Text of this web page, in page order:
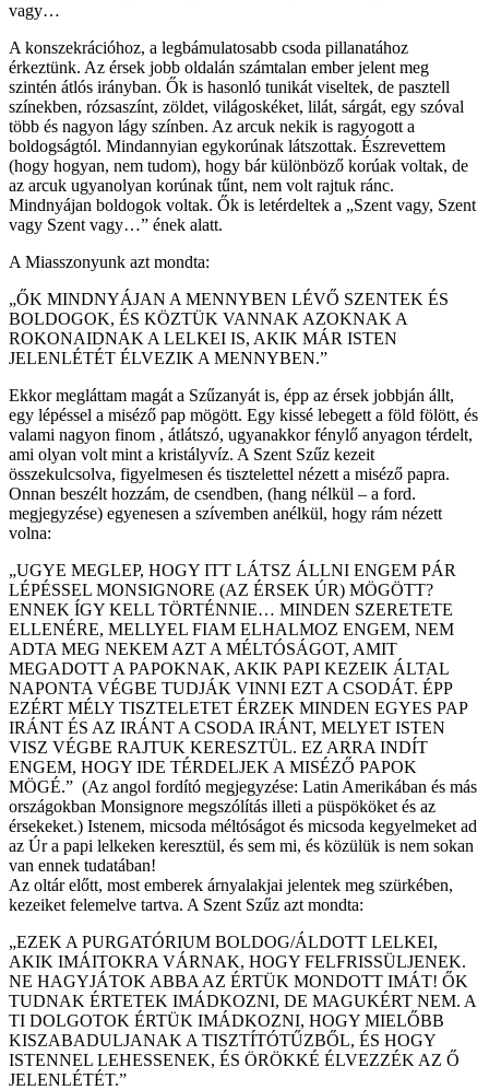
vagy…
A konszekrációhoz, a legbámulatosabb csoda pillanatához
érkeztünk. Az érsek jobb oldalán számtalan ember jelent meg
szintén átlós irányban. Ők is hasonló tunikát viseltek, de pasztell
színekben, rózsaszínt, zöldet, világoskéket, lilát, sárgát, egy szóval
több és nagyon lágy színben. Az arcuk nekik is ragyogott a
boldogságtól. Mindannyian egykorúnak látszottak. Észrevettem
(hogy hogyan, nem tudom), hogy bár különböző korúak voltak, de
az arcuk ugyanolyan korúnak tűnt, nem volt rajtuk ránc.
Mindnyájan boldogok voltak. Ők is letérdeltek a „Szent vagy, Szent
vagy Szent vagy…” ének alatt.
A Miasszonyunk azt mondta:
„ŐK MINDNYÁJAN A MENNYBEN LÉVŐ SZENTEK ÉS
BOLDOGOK, ÉS KÖZTÜK VANNAK AZOKNAK A
ROKONAIDNAK A LELKEI IS, AKIK MÁR ISTEN
JELENLÉTÉT ÉLVEZIK A MENNYBEN.”
Ekkor megláttam magát a Szűzanyát is, épp az érsek jobbján állt,
egy lépéssel a miséző pap mögött. Egy kissé lebegett a föld fölött, és
valami nagyon finom , átlátszó, ugyanakkor fénylő anyagon térdelt,
ami olyan volt mint a kristályvíz. A Szent Szűz kezeit
összekulcsolva, figyelmesen és tisztelettel nézett a miséző papra.
Onnan beszélt hozzám, de csendben, (hang nélkül – a ford.
megjegyzése) egyenesen a szívemben anélkül, hogy rám nézett
volna:
„UGYE MEGLEP, HOGY ITT LÁTSZ ÁLLNI ENGEM PÁR
LÉPÉSSEL MONSIGNORE (AZ ÉRSEK ÚR) MÖGÖTT?
ENNEK ÍGY KELL TÖRTÉNNIE… MINDEN SZERETETE
ELLENÉRE, MELLYEL FIAM ELHALMOZ ENGEM, NEM
ADTA MEG NEKEM AZT A MÉLTÓSÁGOT, AMIT
MEGADOTT A PAPOKNAK, AKIK PAPI KEZEIK ÁLTAL
NAPONTA VÉGBE TUDJÁK VINNI EZT A CSODÁT. ÉPP
EZÉRT MÉLY TISZTELETET ÉRZEK MINDEN EGYES PAP
IRÁNT ÉS AZ IRÁNT A CSODA IRÁNT, MELYET ISTEN
VISZ VÉGBE RAJTUK KERESZTÜL. EZ ARRA INDÍT
ENGEM, HOGY IDE TÉRDELJEK A MISÉZŐ PAPOK
MÖGÉ.” (Az angol fordító megjegyzése: Latin Amerikában és más
országokban Monsignore megszólítás illeti a püspököket és az
érsekeket.) Istenem, micsoda méltóságot és micsoda kegyelmeket ad
az Úr a papi lelkeken keresztül, és sem mi, és közülük is nem sokan
van ennek tudatában!
Az oltár előtt, most emberek árnyalakjai jelentek meg szürkében,
kezeiket felemelve tartva. A Szent Szűz azt mondta:
„EZEK A PURGATÓRIUM BOLDOG/ÁLDOTT LELKEI,
AKIK IMÁITOKRA VÁRNAK, HOGY FELFRISSÜLJENEK.
NE HAGYJÁTOK ABBA AZ ÉRTÜK MONDOTT IMÁT! ŐK
TUDNAK ÉRTETEK IMÁDKOZNI, DE MAGUKÉRT NEM. A
TI DOLGOTOK ÉRTÜK IMÁDKOZNI, HOGY MIELŐBB
KISZABADULJANAK A TISZTÍTÓTŰZBŐL, ÉS HOGY
ISTENNEL LEHESSENEK, ÉS ÖRÖKKÉ ÉLVEZZÉK AZ Ő
JELENLÉTÉT.”